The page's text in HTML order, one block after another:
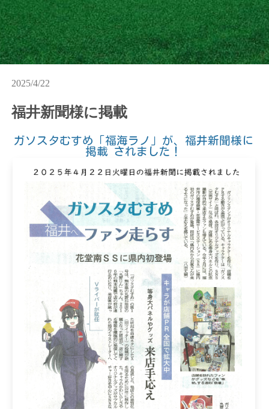
2025/4/22
福井新聞様に掲載
ガソスタむすめ「福海ラノ」が、福井新聞様に
掲載 されました！